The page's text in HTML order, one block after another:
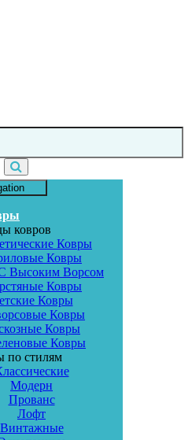
ковров
Ковры
Ковры
Высоким Ворсом
Ковры
Ковры
Ковры
Ковры
Ковры
по стилям
Модерн
Прованс
Лофт
Винтажные